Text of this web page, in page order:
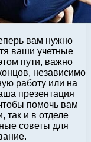
вам нужно
ваши учетные
пути, важно
независимо
работу или на
презентация
помочь вам
так и в отделе
советы для